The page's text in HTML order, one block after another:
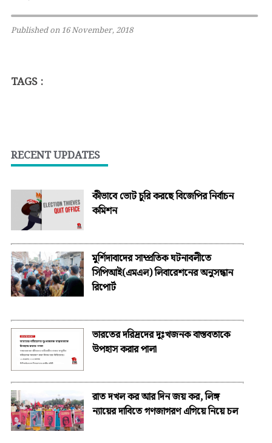
Published on 16 November, 2018
TAGS :
RECENT UPDATES
কীভাবে ভোট চুরি করছে বিজেপির নির্বাচন
কমিশন
মুর্শিদাবাদের সাম্প্রতিক ঘটনাবলীতে
সিপিআই(এমএল) লিবারেশনের অনুসন্ধান
রিপোর্ট
ভারতের দরিদ্রদের দুঃখজনক বাস্তবতাকে
উপহাস করার পালা
রাত দখল কর আর দিন জয় কর, লিঙ্গ
ন্যায়ের দাবিতে গণজাগরণ এগিয়ে নিয়ে চল